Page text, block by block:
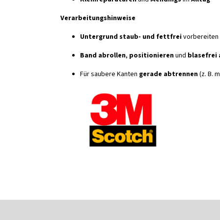
Verarbeitungshinweise
Untergrund staub- und fettfreivorbereiten
Band abrollen, positionierenund blasefrei
Für saubere Kanten gerade abtrennen(z. B.